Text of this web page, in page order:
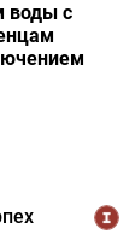
воды с